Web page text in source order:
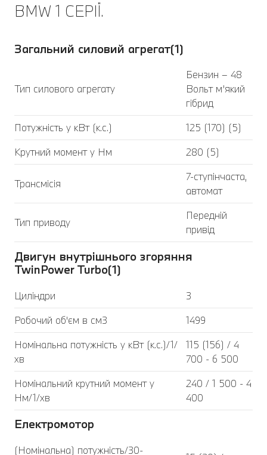
BMW 1 СЕРІЇ.
Загальний силовий агрегат(1)
Тип силового агрегату
Бензин – 48
Вольт м’який
гібрид
Потужність у кВт (к.с.)
125 (170) (5)
Крутний момент у Нм
280 (5)
Трансмісія
7-ступінчаста,
автомат
Тип приводу
Передній
привід
Двигун внутрішнього згоряння
TwinPower Turbo(1)
Циліндри
3
Робочий об'єм в см3
1499
Номінальна потужність у кВт (к.с.)/1/
хв
115 (156) / 4
700 - 6 500
Номінальний крутний момент у
Нм/1/хв
240 / 1 500 - 4
400
Електромотор
(Номінальна) потужність/30-